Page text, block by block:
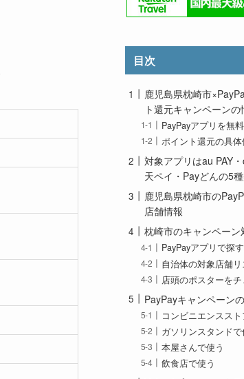
目次
鹿児島県枕崎市
ト還元キャンペーンの
PayPayアプリを無
ポイント還元の具体
対象アプリはau PAY
天ペイ・Payどんの5
鹿児島県枕崎市の
店舗情報
枕崎市のキャンペー
PayPayアプリで探
自治体の対象店舗
店頭のポスターを
PayPayキャンペーン
コンビニエンススト
ガソリンスタンドで
本屋さんで使う
飲食店で使う